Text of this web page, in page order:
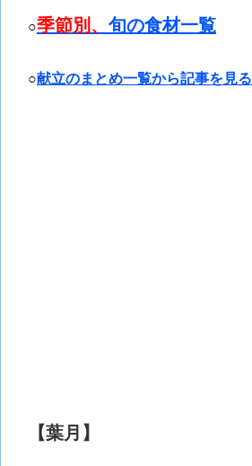
○季節別、 旬の食材一覧
○献立のまとめ一覧から記事を見る
【葉月】